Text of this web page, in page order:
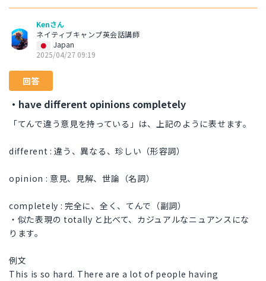
Kenさん
ネイティブキャンプ英会話講師
Japan
2025/04/27 09:19
回答
・have different opinions completely
「てんで違う意見を持っている」は、上記のように表せます。
different : 違う、異なる、珍しい（形容詞）
opinion : 意見、見解、世論（名詞）
completely : 完全に、全く、てんで（副詞）
・似た表現の totally と比べて、カジュアルなニュアンスにな
ります。
例文
This is so hard. There are a lot of people having